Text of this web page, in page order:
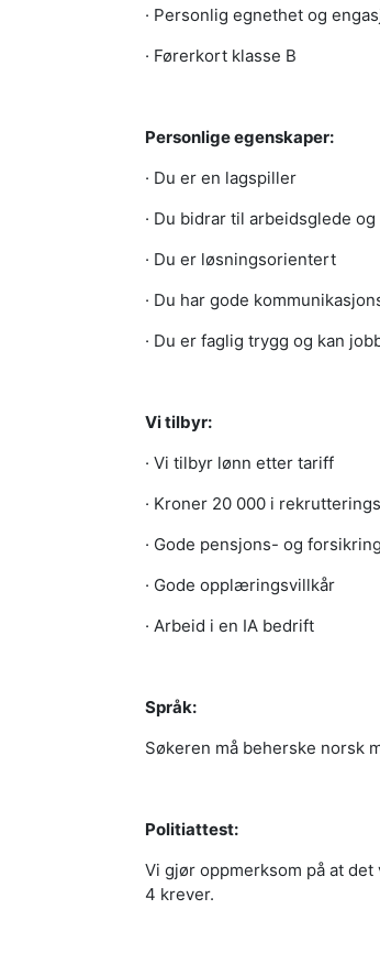
· Personlig egnethet og
· Førerkort klasse B
Personlige egenskaper:
· Du er en lagspiller
· Du bidrar til arbeidsglede
· Du er løsningsorientert
· Du har gode
· Du er faglig trygg og kan
Vi tilbyr:
· Vi tilbyr lønn etter tariff
· Kroner 20 000 i
· Gode pensjons- og
· Gode opplæringsvillkår
· Arbeid i en IA bedrift
Språk:
Søkeren må beherske norsk
Politiattest:
Vi gjør oppmerksom på at
4 krever.